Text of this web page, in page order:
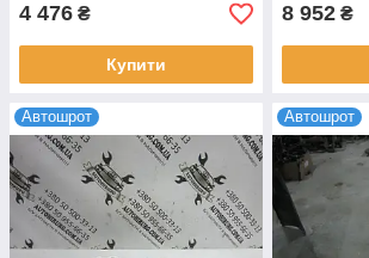
4 476 ₴
Купити
8 952 ₴
Автошрот Автошрот